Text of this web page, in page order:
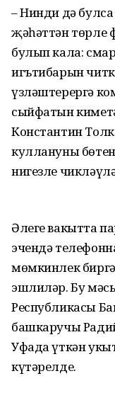
– Нинди дә
җәһәттән төрле
булып кала:
игътибарын
үзләштерергә
сыйфатын
Константин
куллануны
нигезле
Әлеге вакытта
эчендә
мөмкинлек
эшлиләр. Бу
Республикасы
башкаручы
Уфада үткән
күтәрелде.